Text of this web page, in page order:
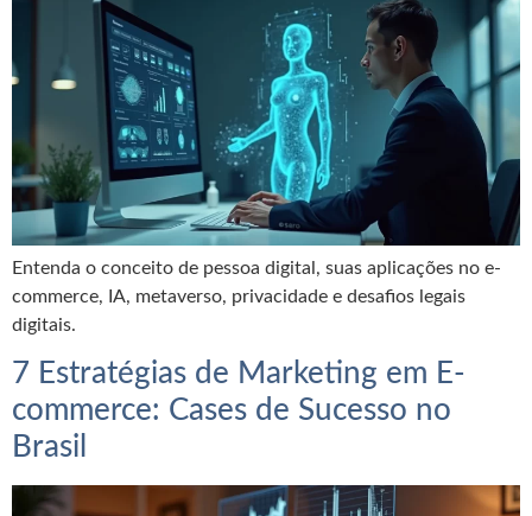
Entenda o conceito de pessoa digital, suas aplicações no e-
commerce, IA, metaverso, privacidade e desafios legais
digitais.
7 Estratégias de Marketing em E-
commerce: Cases de Sucesso no
Brasil